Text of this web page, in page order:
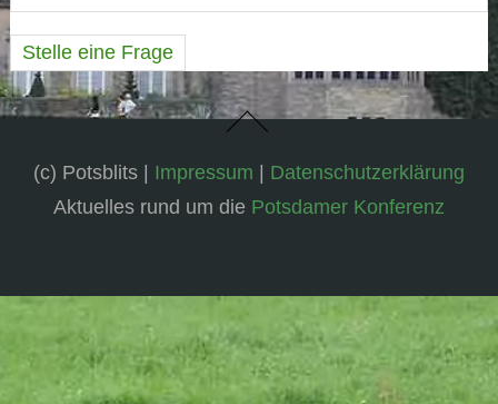
Stelle eine Frage
(c) Potsblits | Impressum | Datenschutzerklärung
Aktuelles rund um die Potsdamer Konferenz